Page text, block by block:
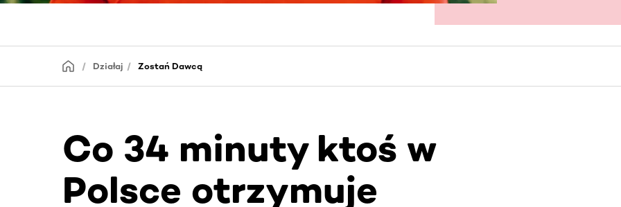
Działaj Zostań Dawcą
Co 34 minuty ktoś w
Polsce otrzymuje